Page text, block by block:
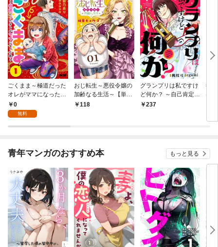
ごくまま～極道だった
オレがママになった話
～【単話】（１）
0
無料
おじ転生～悪役令嬢の
加齢なる生活～【単
話】（１）
118
グランプリは私ですけ
ど何か？ ～自己肯定モ
ンスターのミスコン無
237
後
は
青年マンガのおすすめ本 もっと見る